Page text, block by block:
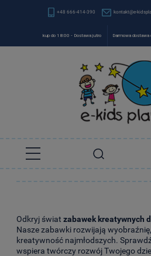
+48 666-414-390 kontakt@e-
kup do 18:00 - Dostawa jutro Darmowa dostawa
Odkryj świat zabawek kreatywnych
Nasze zabawki rozwijają
kreatywność najmłodszych.
wspiera twórczy rozwój Twojego